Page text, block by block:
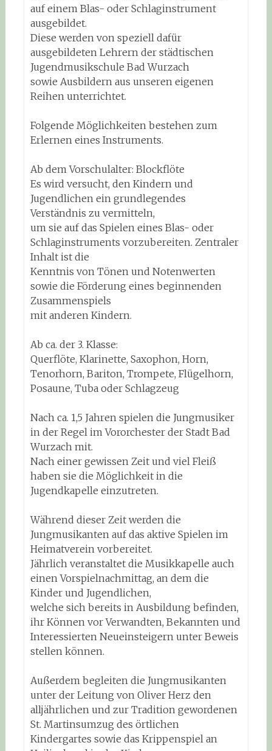
auf einem Blas- oder Schlaginstrument
ausgebildet.
Diese werden von speziell dafür
ausgebildeten Lehrern der städtischen
Jugendmusikschule Bad Wurzach
sowie Ausbildern aus unseren eigenen
Reihen unterrichtet.
Folgende Möglichkeiten bestehen zum
Erlernen eines Instruments.
Ab dem Vorschulalter: Blockflöte
Es wird versucht, den Kindern und
Jugendlichen ein grundlegendes
Verständnis zu vermitteln,
um sie auf das Spielen eines Blas- oder
Schlaginstruments vorzubereiten. Zentraler
Inhalt ist die
Kenntnis von Tönen und Notenwerten
sowie die Förderung eines beginnenden
Zusammenspiels
mit anderen Kindern.
Ab ca. der 3. Klasse:
Querflöte, Klarinette, Saxophon, Horn,
Tenorhorn, Bariton, Trompete, Flügelhorn,
Posaune, Tuba oder Schlagzeug
Nach ca. 1,5 Jahren spielen die Jungmusiker
in der Regel im Vororchester der Stadt Bad
Wurzach mit.
Nach einer gewissen Zeit und viel Fleiß
haben sie die Möglichkeit in die
Jugendkapelle einzutreten.
Während dieser Zeit werden die
Jungmusikanten auf das aktive Spielen im
Heimatverein vorbereitet.
Jährlich veranstaltet die Musikkapelle auch
einen Vorspielnachmittag, an dem die
Kinder und Jugendlichen,
welche sich bereits in Ausbildung befinden,
ihr Können vor Verwandten, Bekannten und
Interessierten Neueinsteigern unter Beweis
stellen können.
Außerdem begleiten die Jungmusikanten
unter der Leitung von Oliver Herz den
alljährlichen und zur Tradition gewordenen
St. Martinsumzug des örtlichen
Kindergartes sowie das Krippenspiel an